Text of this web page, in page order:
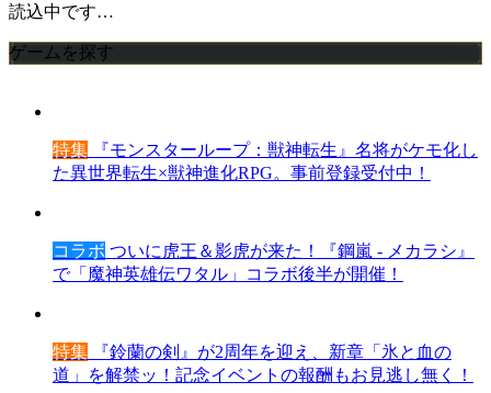
読込中です…
ゲームを探す
特集 『モンスターループ：獣神転生』名将がケモ化し
た異世界転生×獣神進化RPG。事前登録受付中！
コラボ ついに虎王＆影虎が来た！『鋼嵐 - メカラシ』
で「魔神英雄伝ワタル」コラボ後半が開催！
特集 『鈴蘭の剣』が2周年を迎え、新章「氷と血の
道」を解禁ッ！記念イベントの報酬もお見逃し無く！